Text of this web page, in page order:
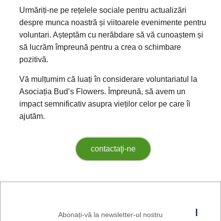
Urmăriți-ne pe rețelele sociale pentru actualizări
despre munca noastră și viitoarele evenimente pentru
voluntari. Așteptăm cu nerăbdare să vă cunoaștem și
să lucrăm împreună pentru a crea o schimbare
pozitivă.
Vă mulțumim că luați în considerare voluntariatul la
Asociația Bud’s Flowers. Împreună, să avem un
impact semnificativ asupra vieților celor pe care îi
ajutăm.
contactaţi-ne
Abonați-vă la newsletter-ul nostru
I